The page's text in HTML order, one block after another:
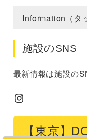
Information（タ
施設のSNS
最新情報は施設の
Instagram
【東京】